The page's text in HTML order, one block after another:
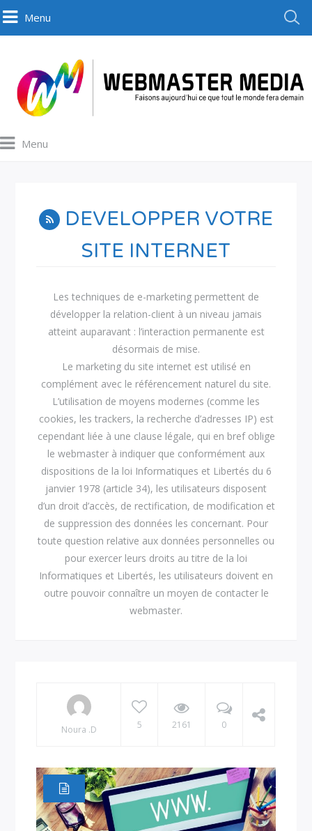
Menu
Menu
DEVELOPPER VOTRE
SITE INTERNET
Les techniques de e-marketing permettent de
développer la relation-client à un niveau jamais
atteint auparavant : l’interaction permanente est
désormais de mise.
Le marketing du site internet est utilisé en
complément avec le référencement naturel du site.
L’utilisation de moyens modernes (comme les
cookies, les trackers, la recherche d’adresses IP) est
cependant liée à une clause légale, qui en bref oblige
le webmaster à indiquer que conformément aux
dispositions de la loi Informatiques et Libertés du 6
janvier 1978 (article 34), les utilisateurs disposent
d’un droit d’accès, de rectification, de modification et
de suppression des données les concernant. Pour
toute question relative aux données personnelles ou
pour exercer leurs droits au titre de la loi
Informatiques et Libertés, les utilisateurs doivent en
outre pouvoir connaître un moyen de contacter le
webmaster.
Noura .D 5 2161 0